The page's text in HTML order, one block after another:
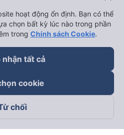
hoạt động ổn định. Bạn có thể
chọn bất kỳ lúc nào trong phần
trong Chính sách Cookie.
nhận tất cả
cookie
chối